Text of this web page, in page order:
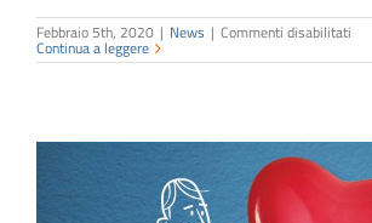
Febbraio 5th, 2020 | News | Commenti disabilitati
la
Continua a leggere